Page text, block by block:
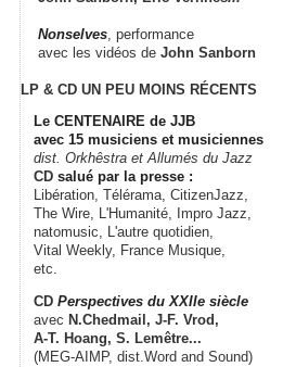
Nonselves , performance
avec les vidéos de John Sanborn
LP & CD UN PEU MOINS RÉCENTS
Le CENTENAIRE de JJB
avec 15 musiciens et musiciennes
dist. Orkhêstra et Allumés du Jazz
CD salué par la presse :
Libération, Télérama, CitizenJazz,
The Wire, L'Humanité, Impro Jazz,
natomusic, L'autre quotidien,
Vital Weekly, France Musique,
etc.
CD Perspectives du XXIIe siècle
avec N.Chedmail, J-F. Vrod,
A-T. Hoang, S. Lemêtre...
(MEG-AIMP, dist.Word and Sound)